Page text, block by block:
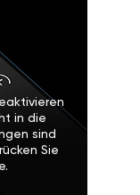
in die
sind
Sie